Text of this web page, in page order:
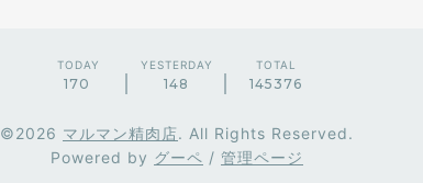
TODAY
170
YESTERDAY
148
TOTAL
145376
©2026 マルマン精肉店. All Rights Reserved.
Powered by グーペ / 管理ページ